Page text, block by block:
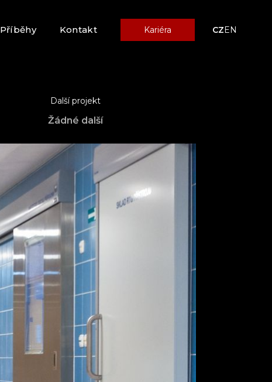
Příběhy Kontakt Kariéra CZEN
Další projekt
Žádné další